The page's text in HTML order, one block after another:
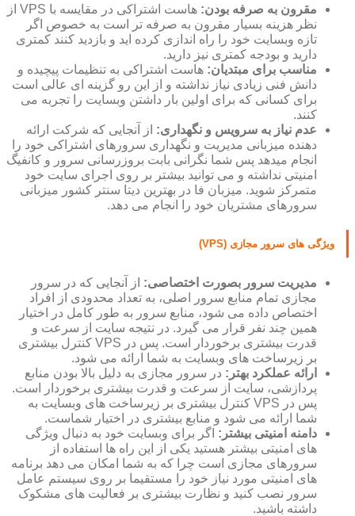
مقرون به صرفه بودن:
هاست اشتراکی در مقایسه با VPS از
نظر هزینه بسیار مقرون به صرفه تر است به خصوص اگر
تازه وبسایت خود را راه اندازی کرده اید و بازدید کنند کمتری
دارید و بودجه کمتری نیز دارید.
مناسب برای مبتدیان: هاست اشتراکی به تنظیمات پیچیده و
دانش فنی زیادی نیاز نداشته و از این رو گزینه ای عالی است
برای کسانی که برای اولین بار داشتن وبسایت را تجربه می
کنند.
عدم نیاز به سرویس و نگهداری: از آنجایی که شرکت ارائه
دهنده میزبانی مدیریت و نگهداری سرورهای اشتراکی خود را
انجام میدهد پس شما نگرانی بابت بروزرسانی سرور و کانفیگ
امنیتی نداشته و می توانید بیشتر بر روی اجرای سایت خود
متمرکز شوید. میزبان فا در بهترین دیتا سنتر کشور میزبانی
سرورهای مشتریان خود را انجام می دهد.
ویژگی های سرور مجازی (VPS)
مدیریت سرور بصورت اختصاصی: از آنجایی که در سرور
مجازی تمام منابع سرور اصلی، به تعداد محدودی از افراد
اختصاص داده می شود، منابع سرور به طور کامل در اختیار
همین چند نفر قرار می گیرد. در نتیجه سایت از سرعت و
قدرت بیشتری برخوردار است. پس در VPS کنترل بیشتری
بر زیرساخت های وبسایت به شما ارائه می شود.
ارائه عملکرد بهتر: در سرور مجازی به دلیل بالا بودن منابع
پردازشی، سایت از سرعت و قدرت بیشتری برخوردار است.
پس در VPS کنترل بیشتری بر زیرساخت های وبسایت به
شما ارائه می شود و منابع بیشتری در اختیار شماست.
دامنه امنیتی بیشتر: اگر برای وبسایت خود به دنبال ویژگی
های امنیتی بیشتر هستید یکی از این راه ها استفاده از
سرورهای مجازی است چرا که به شما امکان می دهد برنامه
های امنیتی مورد نیاز خود را مستقیما بر روی سیستم عامل
سرور نصب کنید و نظارت بیشتری بر فعالیت های مشکوک
داشته باشید.